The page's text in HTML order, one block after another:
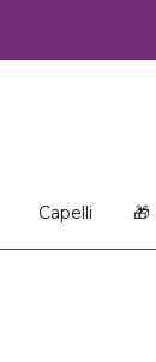
Capelli 🎁